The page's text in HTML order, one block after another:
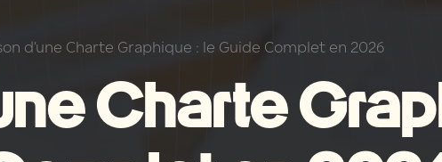
d’une Charte Graphique : le Guide Complet en 2026
Charte